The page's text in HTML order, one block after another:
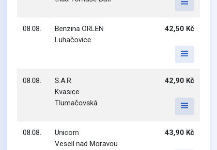
08.08.
Benzina ORLEN
Luhačovice
42,50 Kč
08.08.
S.A.R.
Kvasice
Tlumačovská
42,90 Kč
08.08.
Unicorn
Veselí nad Moravou
43,90 Kč